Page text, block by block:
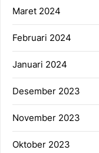
Maret 2024
Februari 2024
Januari 2024
Desember 2023
November 2023
Oktober 2023